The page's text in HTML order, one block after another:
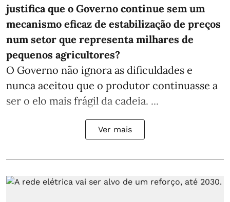
justifica que o Governo continue sem um
mecanismo eficaz de estabilização de preços
num setor que representa milhares de
pequenos agricultores?
O Governo não ignora as dificuldades e
nunca aceitou que o produtor continuasse a
ser o elo mais frágil da cadeia. ...
Ver mais